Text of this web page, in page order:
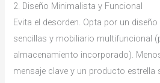
2. Diseño Minimalista y Funcional
Evita el desorden. Opta por un
sencillas y mobiliario multifuncional
almacenamiento incorporado).
mensaje clave y un producto estrella